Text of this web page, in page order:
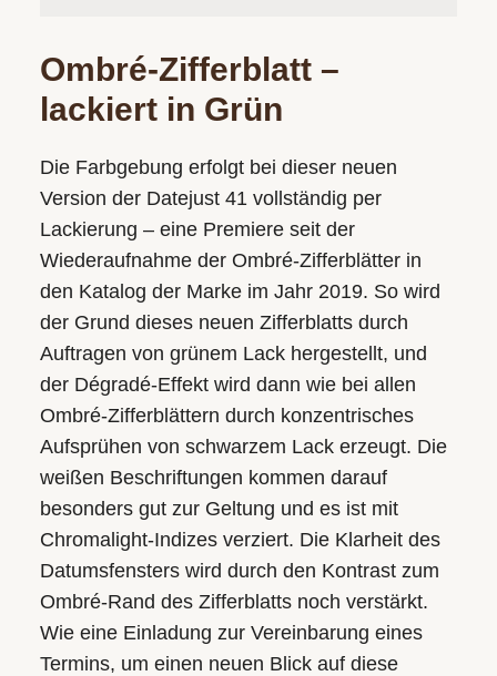
Ombré-Zifferblatt –
lackiert in Grün
Die Farbgebung erfolgt bei dieser neuen
Version der Datejust 41 vollständig per
Lackierung – eine Premiere seit der
Wiederaufnahme der Ombré-Zifferblätter in
den Katalog der Marke im Jahr 2019. So wird
der Grund dieses neuen Zifferblatts durch
Auftragen von grünem Lack hergestellt, und
der Dégradé-Effekt wird dann wie bei allen
Ombré-Zifferblättern durch konzentrisches
Aufsprühen von schwarzem Lack erzeugt. Die
weißen Beschriftungen kommen darauf
besonders gut zur Geltung und es ist mit
Chromalight-Indizes verziert. Die Klarheit des
Datumsfensters wird durch den Kontrast zum
Ombré-Rand des Zifferblatts noch verstärkt.
Wie eine Einladung zur Vereinbarung eines
Termins, um einen neuen Blick auf diese